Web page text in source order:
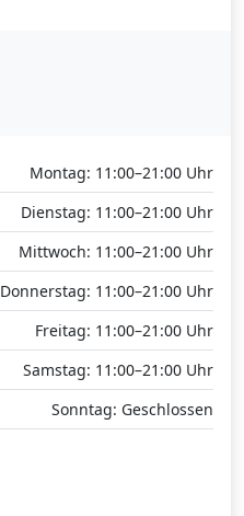
Montag: 11:00–21:00 Uhr
Dienstag: 11:00–21:00 Uhr
Mittwoch: 11:00–21:00 Uhr
Donnerstag: 11:00–21:00 Uhr
Freitag: 11:00–21:00 Uhr
Samstag: 11:00–21:00 Uhr
Sonntag: Geschlossen